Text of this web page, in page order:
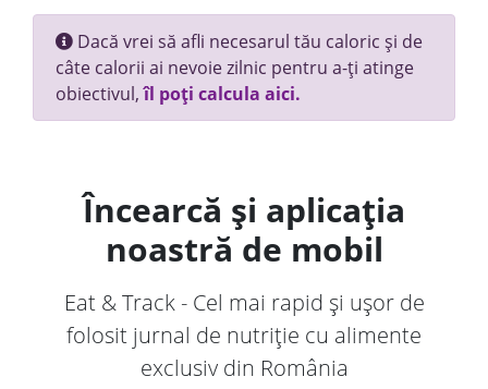
Dacă vrei să afli necesarul tău caloric și de
câte calorii ai nevoie zilnic pentru a-ți atinge
obiectivul,îl poți calcula aici.
Încearcă și aplicația
noastră de mobil
Eat & Track - Cel mai rapid și ușor de
folosit jurnal de nutriție cu alimente
exclusiv din România